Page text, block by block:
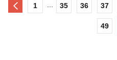
1 35 36 37
49